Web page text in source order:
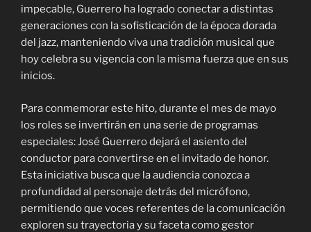
impecable, Guerrero ha logrado conectar a distintas
generaciones con la sofisticación de la época dorada
del jazz, manteniendo viva una tradición musical que
hoy celebra su vigencia con la misma fuerza que en sus
inicios.
Para conmemorar este hito, durante el mes de mayo
los roles se invertirán en una serie de programas
especiales: José Guerrero dejará el asiento del
conductor para convertirse en el invitado de honor.
Esta iniciativa busca que la audiencia conozca a
profundidad al personaje detrás del micrófono,
permitiendo que voces referentes de la comunicación
exploren su trayectoria y su faceta como gestor